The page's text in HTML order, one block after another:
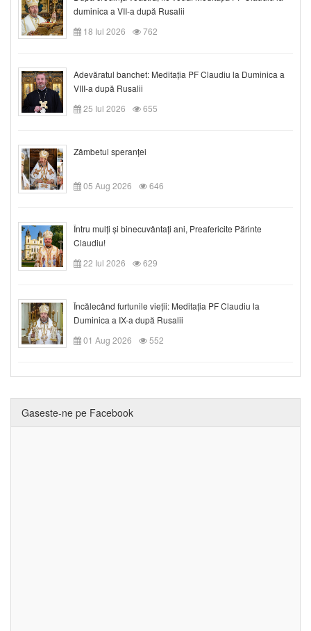
duminica a VII-a după Rusalii
18 Iul 2026
762
Adevăratul banchet: Meditația PF Claudiu la Duminica a
VIII-a după Rusalii
25 Iul 2026
655
Zâmbetul speranței
05 Aug 2026 646
Întru mulți și binecuvântați ani, Preafericite Părinte
Claudiu!
22 Iul 2026
629
Încălecând furtunile vieții: Meditația PF Claudiu la
Duminica a IX-a după Rusalii
01 Aug 2026
552
Gaseste-ne pe Facebook